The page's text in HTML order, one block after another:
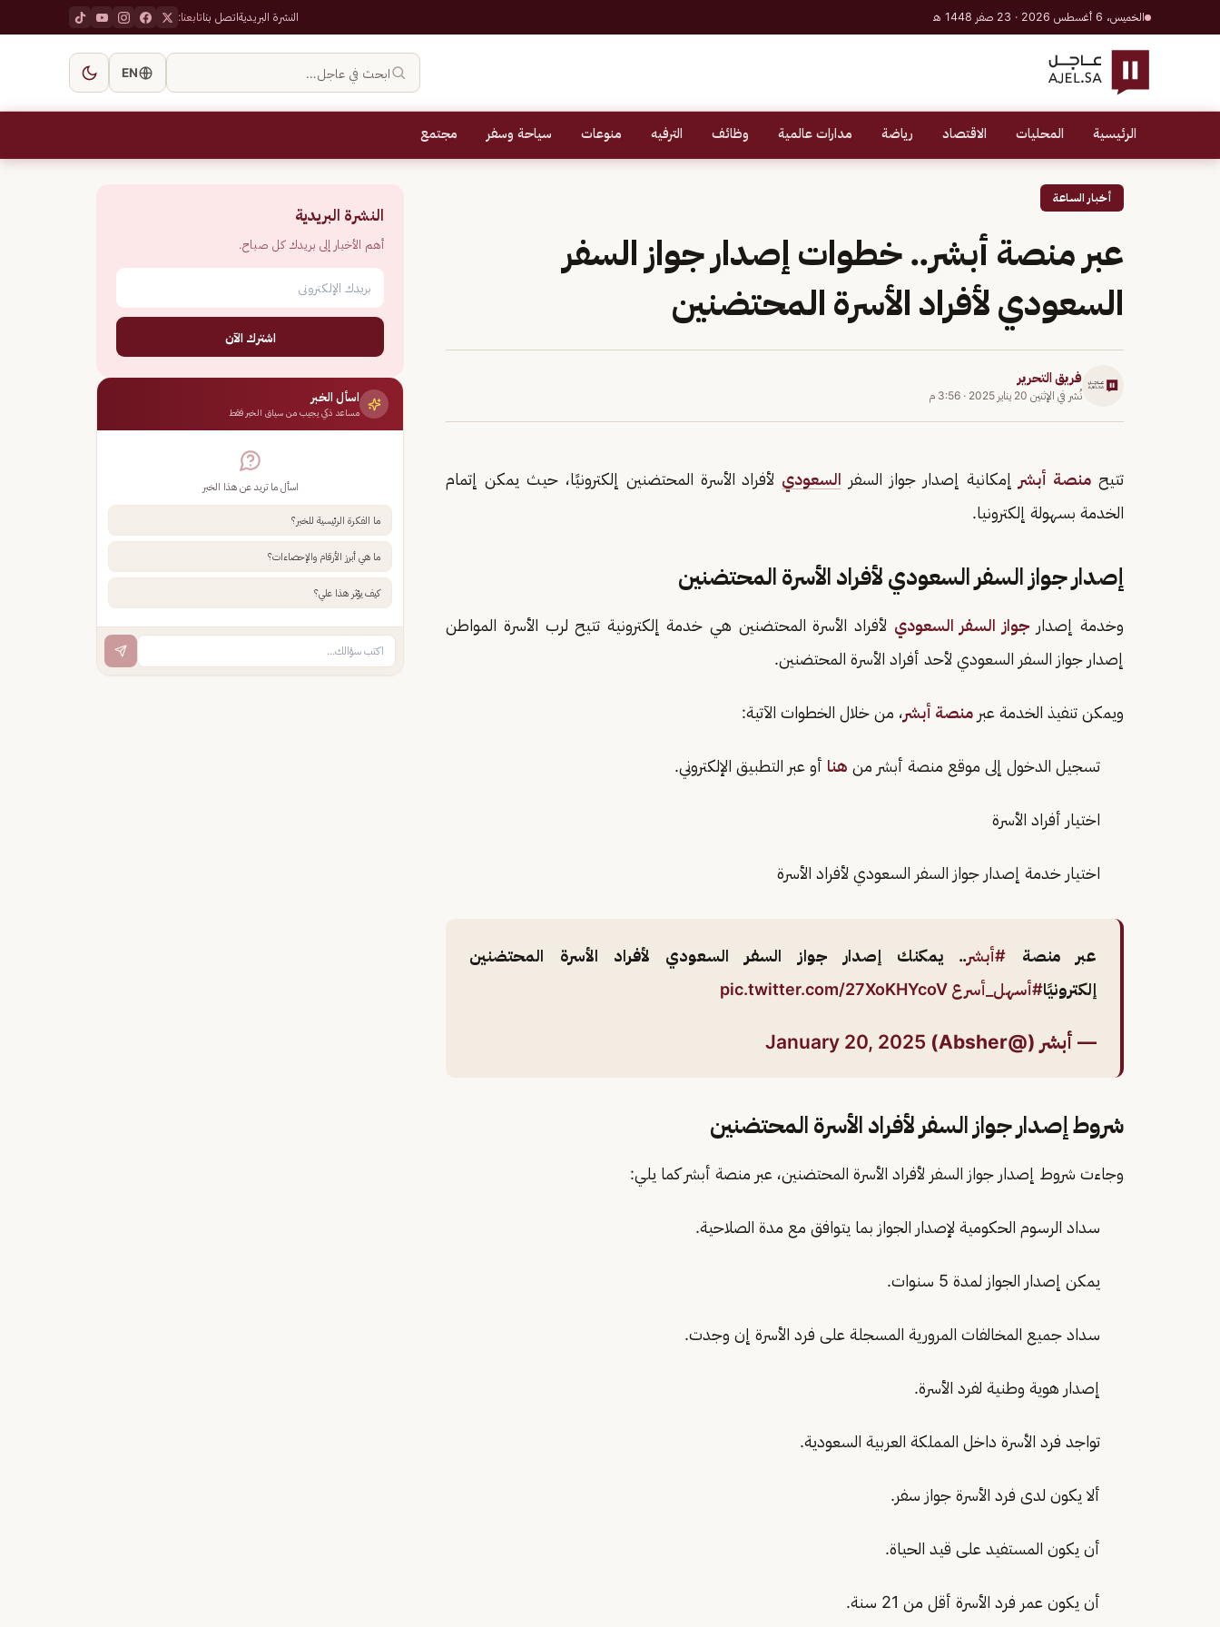
الخميس، 6 أغسطس 2026 · 23 صفر 1448 هـ النشرة البريديةاتصل بناتابعنا:
ابحث في عاجل… EN
الرئيسية المحليات الاقتصاد رياضة مدارات عالمية وظائف الترفيه منوعات سياحة وسفر مجتمع
أخبار الساعة
عبر منصة أبشر.. خطوات إصدار جواز السفر
السعودي لأفراد الأسرة المحتضنين
فريق التحرير
نُشر في الإثنين 20 يناير 2025 · 3:56 م
تتيح منصة أبشر إمكانية إصدار جواز السفر السعودي لأفراد الأسرة المحتضنين إلكترونيًا، حيث يمكن إتمام
الخدمة بسهولة إلكترونيا.
إصدار جواز السفر السعودي لأفراد الأسرة المحتضنين
وخدمة إصدار جواز السفر السعودي لأفراد الأسرة المحتضنين هي خدمة إلكترونية تتيح لرب الأسرة المواطن
إصدار جواز السفر السعودي لأحد أفراد الأسرة المحتضنين.
ويمكن تنفيذ الخدمة عبر منصة أبشر، من خلال الخطوات الآتية:
تسجيل الدخول إلى موقع منصة أبشر من هنا أو عبر التطبيق الإلكتروني.
اختيار أفراد الأسرة
اختيار خدمة إصدار جواز السفر السعودي لأفراد الأسرة
عبر منصة #أبشر.. يمكنك إصدار جواز السفر السعودي لأفراد الأسرة المحتضنين
إلكترونيًا#أسهل_أسرع pic.twitter.com/27XoKHYcoV
— أبشر (@Absher) January 20, 2025
شروط إصدار جواز السفر لأفراد الأسرة المحتضنين
وجاءت شروط إصدار جواز السفر لأفراد الأسرة المحتضنين، عبر منصة أبشر كما يلي:
سداد الرسوم الحكومية لإصدار الجواز بما يتوافق مع مدة الصلاحية.
يمكن إصدار الجواز لمدة 5 سنوات.
سداد جميع المخالفات المرورية المسجلة على فرد الأسرة إن وجدت.
إصدار هوية وطنية لفرد الأسرة.
تواجد فرد الأسرة داخل المملكة العربية السعودية.
ألا يكون لدى فرد الأسرة جواز سفر.
أن يكون المستفيد على قيد الحياة.
أن يكون عمر فرد الأسرة أقل من 21 سنة.
النشرة البريدية
أهم الأخبار إلى بريدك كل صباح.
اشترك الآن
اسأل الخبر
مساعد ذكي يجيب من سياق الخبر فقط
اسأل ما تريد عن هذا الخبر
ما الفكرة الرئيسية للخبر؟
ما هي أبرز الأرقام والإحصاءات؟
كيف يؤثر هذا علي؟